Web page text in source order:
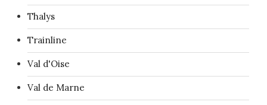
Thalys
Trainline
Val d'Oise
Val de Marne